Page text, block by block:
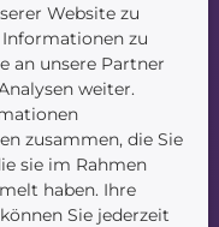
Website zu
zu
an unsere Partner
weiter.
zusammen, die Sie
sie im Rahmen
haben. Ihre
Sie jederzeit